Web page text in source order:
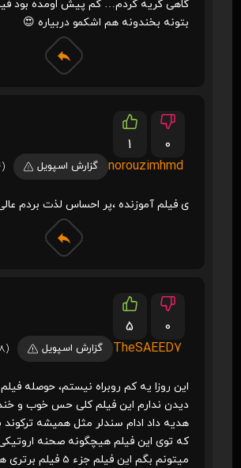
گاهی گریه کردم… کم پیش اومده بود
بتونه بخندونه هم اشکمو دربیاره 😍
1
0
norouzimhmd
گزارش اسپویل (1402/03/14)
ی فیلم آموزنده ،پر احساس لذت بردم
5
0
TheSAEED7
گزارش اسپویل (1402/03/08)
این روزا یه کم روبراه نیستم، حوصله
دیدن ندارم این فیلم کلی حس خوب و
هدیه داد ادام سندلر مثل همیشه ترکوند
که توی این فیلم هیچگونه صحنه
میتونم بگم این فیلم جزء